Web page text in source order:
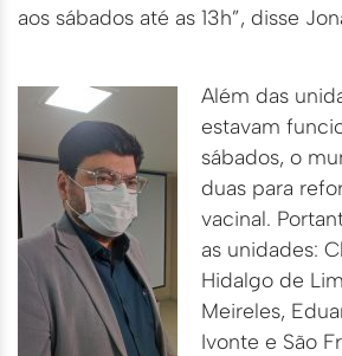
aos sábados até as 13h”, disse
Além das
estavam
sábados, o
duas para
vacinal.
as unidades:
Hidalgo de
Meireles,
Ivonte e São